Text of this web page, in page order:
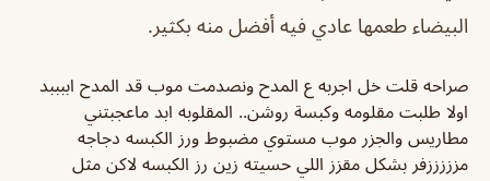
البيضاء طعمها عادي فيه أفضل منه بكثير.
صراحه قلت خل اجربه ع المدح ونصدمت موب قد المدح اببببد
اولا طلبت مقلومه وكبسة روشن.. المقلوبه ابد ماعجبتني
مطاريس والجزر موب مستوي مضبوط ورز الكبسه دجاجه
مزززززفر بشكل مقزز اللي حسيته زين رز الكبسه لاكن مثل